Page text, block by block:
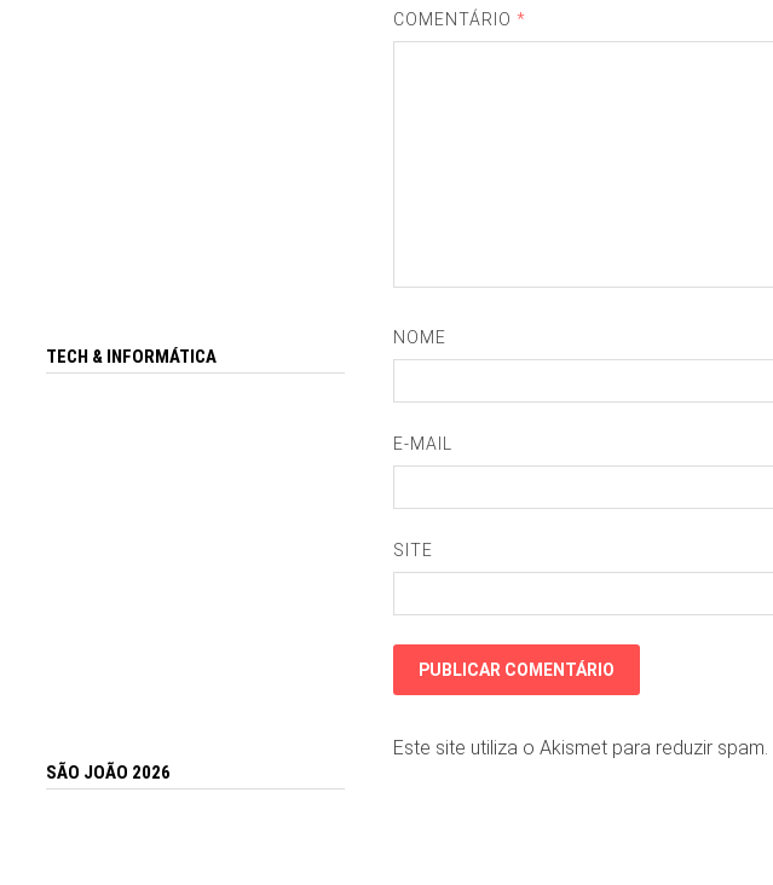
COMENTÁRIO*
NOME
E-MAIL
SITE
Este site utiliza o Akismet para reduzir spam.
TECH & INFORMÁTICA
SÃO JOÃO 2026